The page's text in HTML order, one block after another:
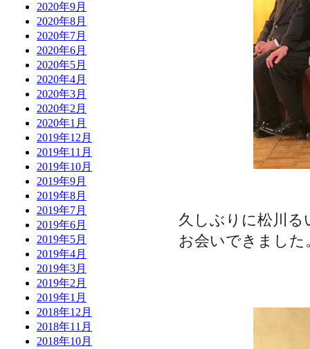
2020年9月
2020年8月
2020年7月
2020年6月
2020年5月
2020年4月
2020年3月
2020年2月
2020年1月
2019年12月
2019年11月
2019年10月
2019年9月
2019年8月
2019年7月
2019年6月
2019年5月
2019年4月
2019年3月
2019年2月
2019年1月
2018年12月
2018年11月
2018年10月
久しぶりに松川る
お会いできました